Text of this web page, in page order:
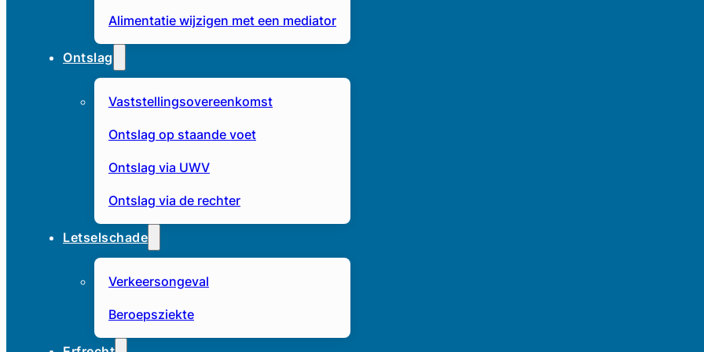
Alimentatie wijzigen met een mediator
Ontslag
Vaststellingsovereenkomst
Ontslag op staande voet
Ontslag via UWV
Ontslag via de rechter
Letselschade
Verkeersongeval
Beroepsziekte